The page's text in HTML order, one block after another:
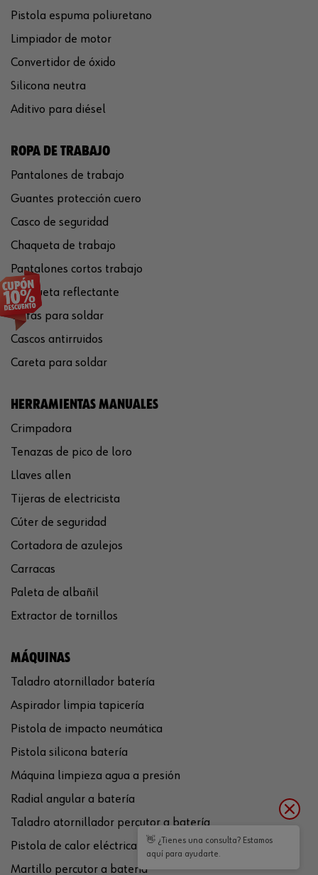
Pistola espuma poliuretano
Limpiador de motor
Convertidor de óxido
Silicona neutra
Aditivo para diésel
ROPA DE TRABAJO
Pantalones de trabajo
Guantes protección cuero
Casco de seguridad
Chaqueta de trabajo
Pantalones cortos trabajo
Chaqueta reflectante
Gafas para soldar
Cascos antirruidos
Careta para soldar
HERRAMIENTAS MANUALES
Crimpadora
Tenazas de pico de loro
Llaves allen
Tijeras de electricista
Cúter de seguridad
Cortadora de azulejos
Carracas
Paleta de albañil
Extractor de tornillos
MÁQUINAS
Taladro atornillador batería
Aspirador limpia tapicería
Pistola de impacto neumática
Pistola silicona batería
Máquina limpieza agua a presión
Radial angular a batería
Taladro atornillador percutor a batería
Pistola de calor eléctrica
Martillo percutor a batería
👋 ¿Tienes una consulta? Estamos
aquí para ayudarte.